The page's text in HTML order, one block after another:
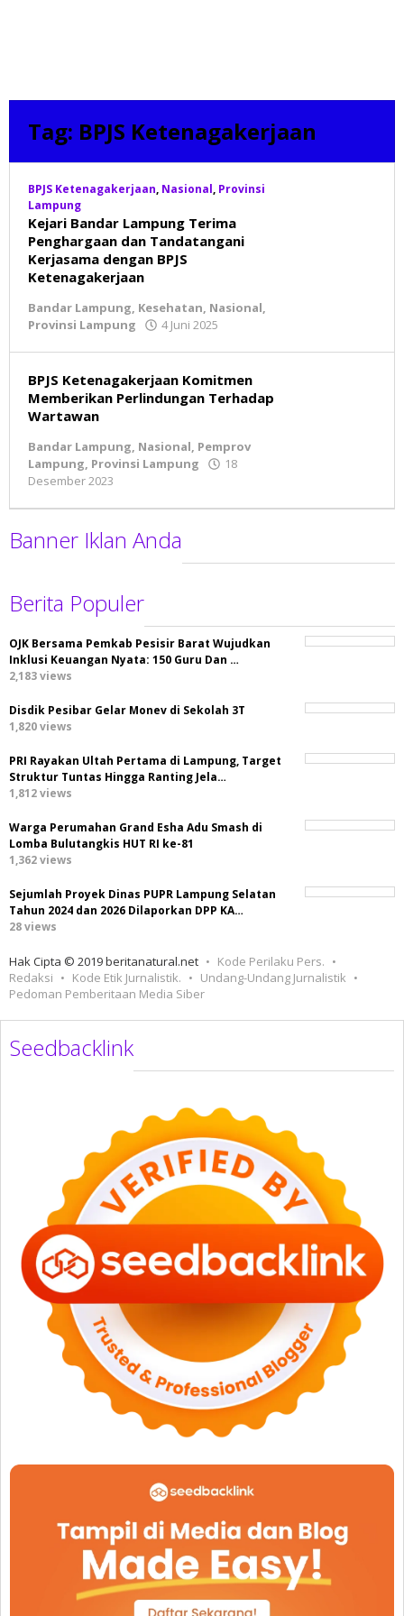
Tag: BPJS Ketenagakerjaan
BPJS Ketenagakerjaan, Nasional, Provinsi
Lampung
Kejari Bandar Lampung Terima
Penghargaan dan Tandatangani
Kerjasama dengan BPJS
Ketenagakerjaan
Bandar Lampung, Kesehatan, Nasional,
Provinsi Lampung
4 Juni 2025
BPJS Ketenagakerjaan Komitmen
Memberikan Perlindungan Terhadap
Wartawan
Bandar Lampung, Nasional, Pemprov
Lampung, Provinsi Lampung
18
Desember 2023
Banner Iklan Anda
Berita Populer
OJK Bersama Pemkab Pesisir Barat Wujudkan
Inklusi Keuangan Nyata: 150 Guru Dan …
2,183 views
Disdik Pesibar Gelar Monev di Sekolah 3T
1,820 views
PRI Rayakan Ultah Pertama di Lampung, Target
Struktur Tuntas Hingga Ranting Jela…
1,812 views
Warga Perumahan Grand Esha Adu Smash di
Lomba Bulutangkis HUT RI ke-81
1,362 views
Sejumlah Proyek Dinas PUPR Lampung Selatan
Tahun 2024 dan 2026 Dilaporkan DPP KA…
28 views
Hak Cipta © 2019 beritanatural.net
Kode Perilaku Pers.
Redaksi
Kode Etik Jurnalistik.
Undang-Undang Jurnalistik
Pedoman Pemberitaan Media Siber
Seedbacklink